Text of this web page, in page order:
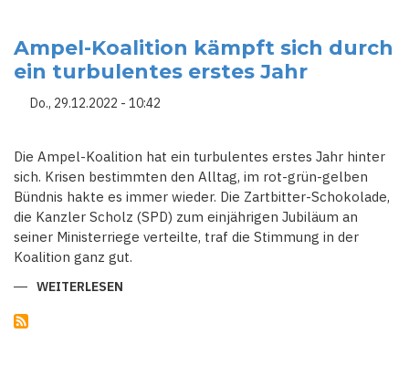
GASVERSORGERN
VOR
UNGERECHTFERTIGT
HOHE
PREISE
Ampel-Koalition kämpft sich durch
ein turbulentes erstes Jahr
Do., 29.12.2022 - 10:42
Die Ampel-Koalition hat ein turbulentes erstes Jahr hinter
sich. Krisen bestimmten den Alltag, im rot-grün-gelben
Bündnis hakte es immer wieder. Die Zartbitter-Schokolade,
die Kanzler Scholz (SPD) zum einjährigen Jubiläum an
seiner Ministerriege verteilte, traf die Stimmung in der
Koalition ganz gut.
WEITERLESEN